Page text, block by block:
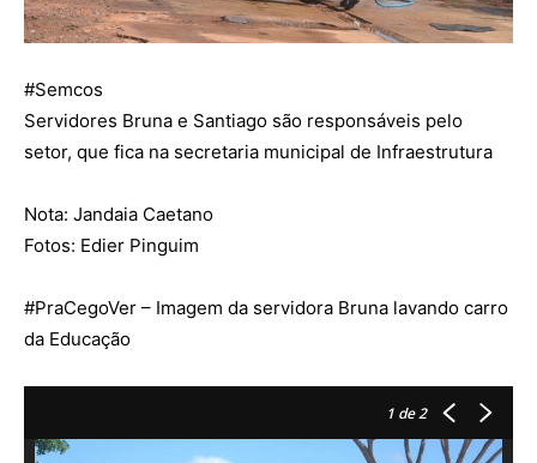
#Semcos
Servidores Bruna e Santiago são responsáveis pelo
setor, que fica na secretaria municipal de Infraestrutura
Nota: Jandaia Caetano
Fotos: Edier Pinguim
#PraCegoVer – Imagem da servidora Bruna lavando carro
da Educação
1 de 2